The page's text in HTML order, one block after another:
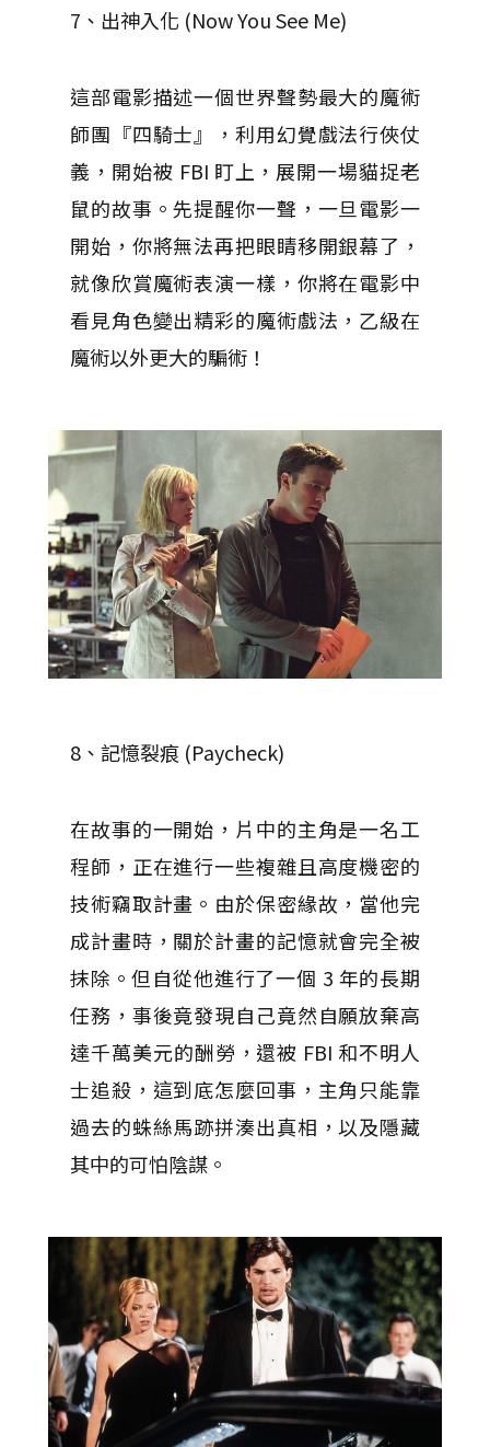
7、出神入化 (Now You See Me)
這部電影描述一個世界聲勢最大的魔術
師團『四騎士』，利用幻覺戲法行俠仗
義，開始被 FBI 盯上，展開一場貓捉老
鼠的故事。先提醒你一聲，一旦電影一
開始，你將無法再把眼睛移開銀幕了，
就像欣賞魔術表演一樣，你將在電影中
看見角色變出精彩的魔術戲法，乙級在
魔術以外更大的騙術！
8、記憶裂痕 (Paycheck)
在故事的一開始，片中的主角是一名工
程師，正在進行一些複雜且高度機密的
技術竊取計畫。由於保密緣故，當他完
成計畫時，關於計畫的記憶就會完全被
抹除。但自從他進行了一個 3 年的長期
任務，事後竟發現自己竟然自願放棄高
達千萬美元的酬勞，還被 FBI 和不明人
士追殺，這到底怎麼回事，主角只能靠
過去的蛛絲馬跡拼湊出真相，以及隱藏
其中的可怕陰謀。